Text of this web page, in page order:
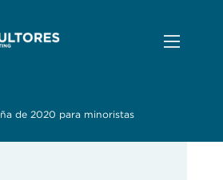
de 2020 para minoristas